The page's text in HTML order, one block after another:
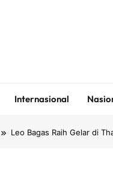
Internasional
Leo Bagas Raih Gelar di